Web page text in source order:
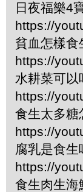
日夜福樂4
https://
貧血怎樣食
https://
水耕菜可
https://
食生太多
https://
腐乳是食
https://
食生肉生